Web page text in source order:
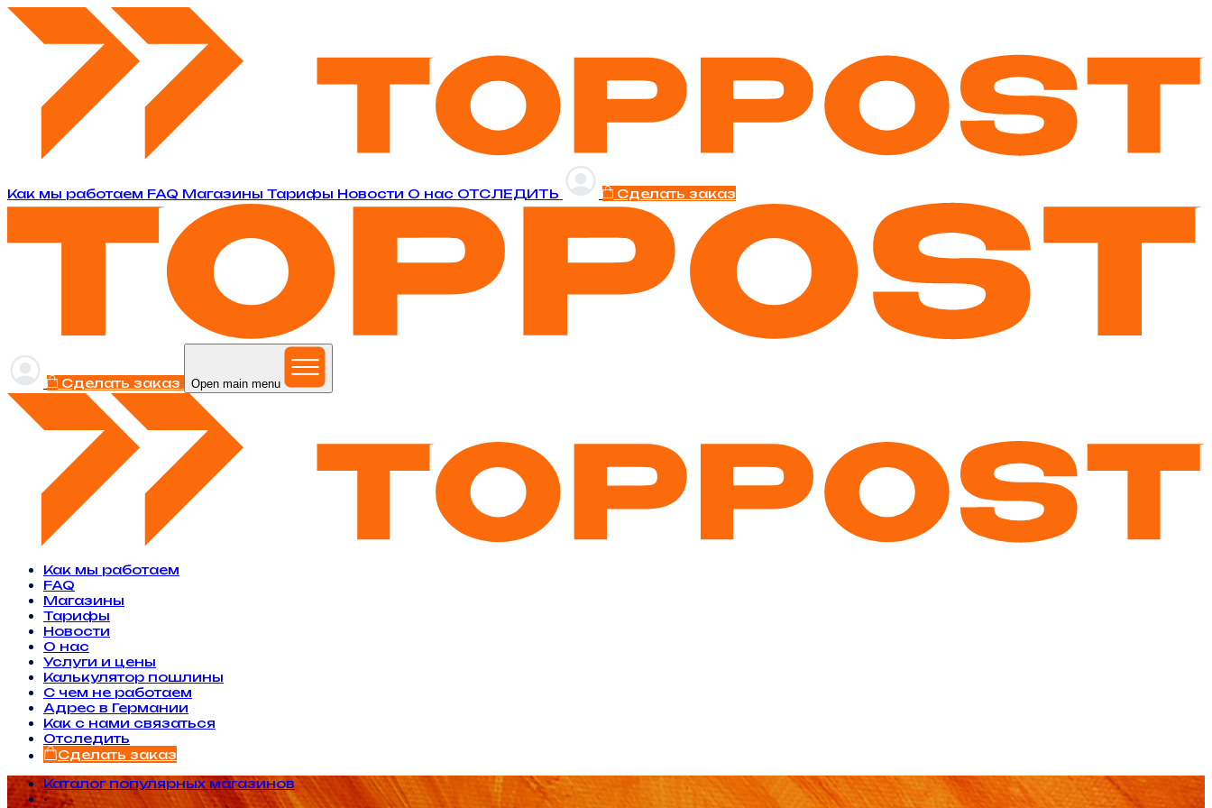
Как мы работаем FAQ Магазины Тарифы Новости O нас ОТСЛЕДИТЬ Сделать заказ
Сделать заказ Open main menu
Как мы работаем
FAQ
Магазины
Тарифы
Новости
O нас
Услуги и цены
Калькулятор пошлины
С чем не работаем
Адрес в Германии
Как с нами связаться
Отследить
Сделать заказ
Каталог популярных магазинов
•